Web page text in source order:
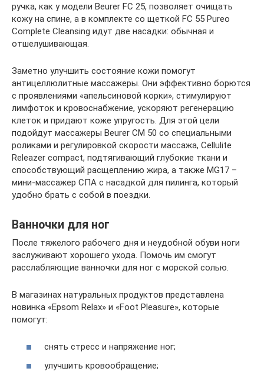
ручка, как у модели Beurer FC 25, позволяет очищать
кожу на спине, а в комплекте со щеткой FC 55 Pureo
Complete Cleansing идут две насадки: обычная и
отшелушивающая.
Заметно улучшить состояние кожи помогут
антицеллюлитные массажеры. Они эффективно борются
с проявлениями «апельсиновой корки», стимулируют
лимфоток и кровоснабжение, ускоряют регенерацию
клеток и придают коже упругость. Для этой цели
подойдут массажеры Beurer CM 50 со специальными
роликами и регулировкой скорости массажа, Cellulite
Releazer compact, подтягивающий глубокие ткани и
способствующий расщеплению жира, а также MG17 –
мини-массажер СПА с насадкой для пилинга, который
удобно брать с собой в поездки.
Ванночки для ног
После тяжелого рабочего дня и неудобной обуви ноги
заслуживают хорошего ухода. Помочь им смогут
расслабляющие ванночки для ног с морской солью.
В магазинах натуральных продуктов представлена
новинка «Epsom Relax» и «Foot Pleasure», которые
помогут:
снять стресс и напряжение ног;
улучшить кровообращение;